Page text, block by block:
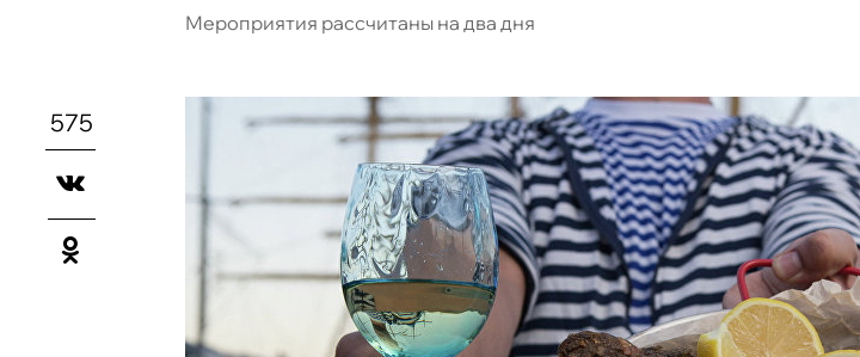
Мероприятия рассчитаны на два дня
575